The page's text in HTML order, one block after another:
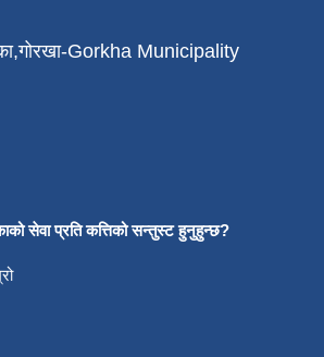
Gorkha Municipality
सेवा प्रति कत्तिको सन्तुस्ट हुनुहुन्छ?